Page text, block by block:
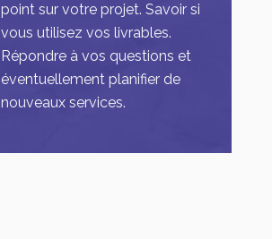
point sur votre projet. Savoir si
vous utilisez vos livrables.
Répondre à vos questions et
éventuellement planifier de
nouveaux services.